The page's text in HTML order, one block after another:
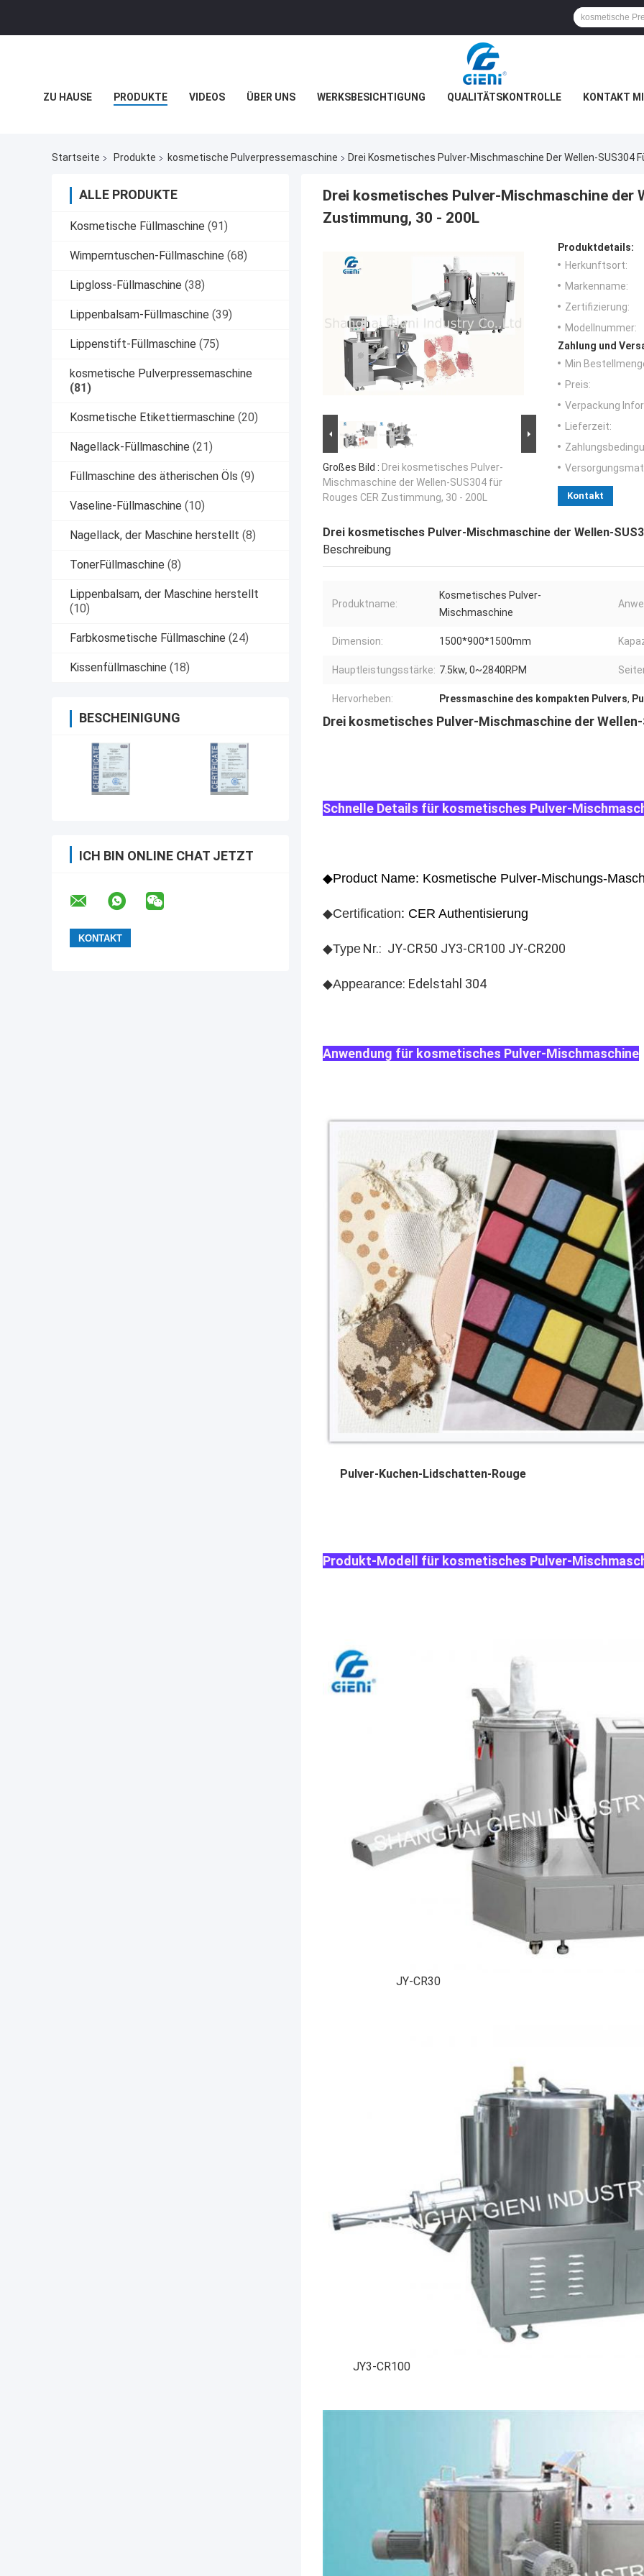
ZU HAUSE PRODUKTE VIDEOS ÜBER UNS WERKSBESICHTIGUNG QUALITÄTSKONTROLLE KONTAKT
Startseite Produkte kosmetische Pulverpressemaschine Drei Kosmetisches Pulver-Mischmaschine Der Wellen-SUS304
ALLE PRODUKTE
Kosmetische Füllmaschine (91)
Wimperntuschen-Füllmaschine (68)
Lipgloss-Füllmaschine (38)
Lippenbalsam-Füllmaschine (39)
Lippenstift-Füllmaschine (75)
kosmetische Pulverpressemaschine
(81)
Kosmetische Etikettiermaschine (20)
Nagellack-Füllmaschine (21)
Füllmaschine des ätherischen Öls (9)
Vaseline-Füllmaschine (10)
Nagellack, der Maschine herstellt (8)
TonerFüllmaschine (8)
Lippenbalsam, der Maschine herstellt
(10)
Farbkosmetische Füllmaschine (24)
Kissenfüllmaschine (18)
BESCHEINIGUNG
ICH BIN ONLINE CHAT JETZT
Drei kosmetisches Pulver-Mischmaschine der
Zustimmung, 30 - 200L
Großes Bild : Drei kosmetisches Pulver-
Mischmaschine der Wellen-SUS304 für
Rouges CER Zustimmung, 30 - 200L
Produktdetails:
Herkunftsort:
Markenname:
Zertifizierung:
Modellnummer:
Zahlung und
Min
Preis:
Verpackung
Lieferzeit:
Kontakt
Drei kosmetisches Pulver-Mischmaschine der Wellen-
Beschreibung
Produktname:
Kosmetisches Pulver-
Mischmaschine
Dimension: 1500*900*1500mm
Hauptleistungsstärke: 7.5kw, 0~2840RPM
Hervorheben: Pressmaschine des kompakten Pulvers,
Drei kosmetisches Pulver-Mischmaschine der
Schnelle Details für kosmetisches Pulver-
◆Product Name: Kosmetische Pulver-Mischungs-
◆Certification: CER Authentisierung
◆Type Nr.: JY-CR50 JY3-CR100 JY-CR200
◆Appearance: Edelstahl 304
Anwendung für kosmetisches Pulver-Mischmaschine
Pulver-Kuchen- Lidschatten-Rouge
Produkt-Modell für kosmetisches Pulver-
JY-CR30
JY3-CR100